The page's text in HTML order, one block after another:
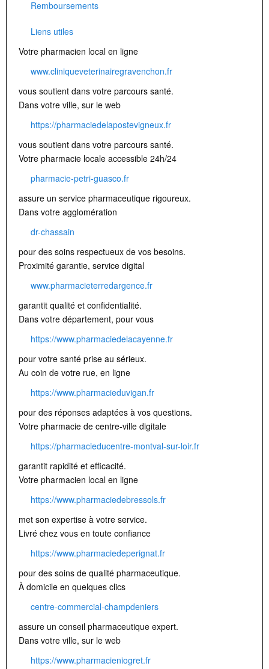
Remboursements
Liens utiles
Votre pharmacien local en ligne
www.cliniqueveterinairegravenchon.fr
vous soutient dans votre parcours santé.
Dans votre ville, sur le web
https://pharmaciedelapostevigneux.fr
vous soutient dans votre parcours santé.
Votre pharmacie locale accessible 24h/24
pharmacie-petri-guasco.fr
assure un service pharmaceutique rigoureux.
Dans votre agglomération
dr-chassain
pour des soins respectueux de vos besoins.
Proximité garantie, service digital
www.pharmacieterredargence.fr
garantit qualité et confidentialité.
Dans votre département, pour vous
https://www.pharmaciedelacayenne.fr
pour votre santé prise au sérieux.
Au coin de votre rue, en ligne
https://www.pharmacieduvigan.fr
pour des réponses adaptées à vos questions.
Votre pharmacie de centre-ville digitale
https://pharmacieducentre-montval-sur-loir.fr
garantit rapidité et efficacité.
Votre pharmacien local en ligne
https://www.pharmaciedebressols.fr
met son expertise à votre service.
Livré chez vous en toute confiance
https://www.pharmaciedeperignat.fr
pour des soins de qualité pharmaceutique.
À domicile en quelques clics
centre-commercial-champdeniers
assure un conseil pharmaceutique expert.
Dans votre ville, sur le web
https://www.pharmacieniogret.fr